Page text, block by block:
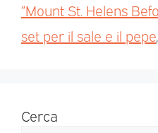
“Mount St. Helens
set per il sale e il pepe,
Cerca